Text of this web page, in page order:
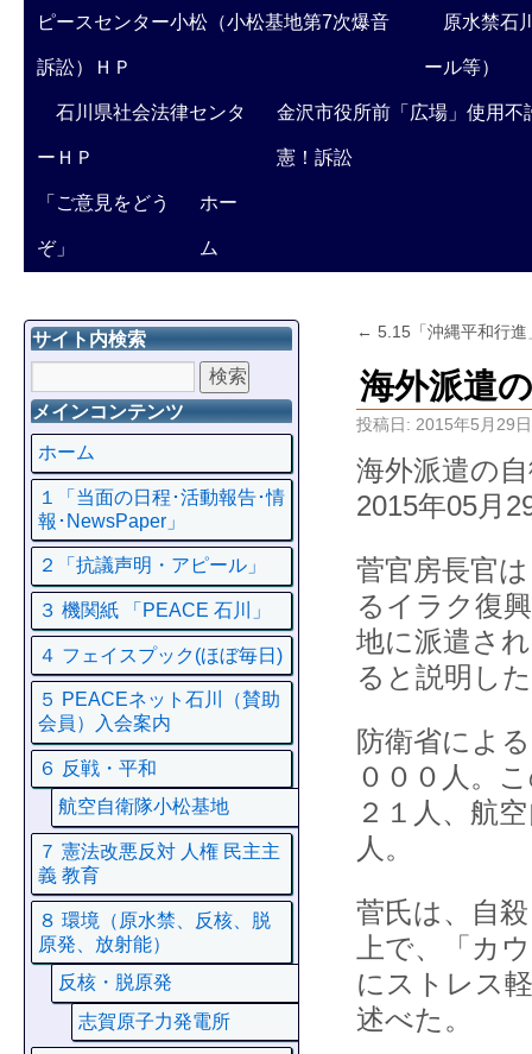
ピースセンター小松（小松基地第7次爆音
訴訟）ＨＰ
原水禁石
ール等）
石川県社会法律センタ
ーＨＰ
金沢市役所前「広場」使用不
憲！訴訟
「ご意見をどう
ぞ」
ホー
ム
← 5.15「沖縄平和行
海外派遣
投稿日: 2015年5月29日
海外派遣
2015年05月
菅官房長官
るイラク復
地に派遣さ
ると説明し
防衛省によ
０００人。
２１人、航
人。
菅氏は、自
上で、「カ
にストレス
述べた。
サイト内検索
メインコンテンツ
ホーム
１「当面の日程･活動報告･情
報･NewsPaper」
２「抗議声明・アピール」
３ 機関紙 「PEACE 石川」
４ フェイスプック(ほぼ毎日)
５ PEACEネット石川（賛助
会員）入会案内
６ 反戦・平和
航空自衛隊小松基地
７ 憲法改悪反対 人権 民主主
義 教育
８ 環境（原水禁、反核、脱
原発、放射能）
反核・脱原発
志賀原子力発電所